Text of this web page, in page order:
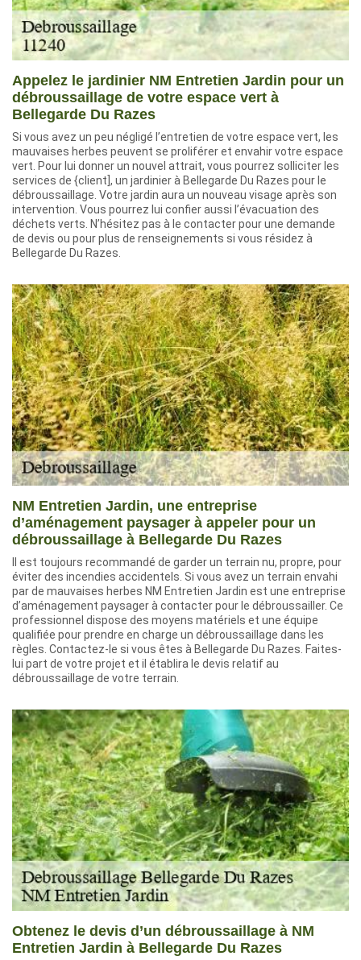
Appelez le jardinier NM Entretien Jardin pour un
débroussaillage de votre espace vert à
Bellegarde Du Razes
Si vous avez un peu négligé l’entretien de votre espace vert, les
mauvaises herbes peuvent se proliférer et envahir votre espace
vert. Pour lui donner un nouvel attrait, vous pourrez solliciter les
services de {client], un jardinier à Bellegarde Du Razes pour le
débroussaillage. Votre jardin aura un nouveau visage après son
intervention. Vous pourrez lui confier aussi l’évacuation des
déchets verts. N’hésitez pas à le contacter pour une demande
de devis ou pour plus de renseignements si vous résidez à
Bellegarde Du Razes.
NM Entretien Jardin, une entreprise
d’aménagement paysager à appeler pour un
débroussaillage à Bellegarde Du Razes
Il est toujours recommandé de garder un terrain nu, propre, pour
éviter des incendies accidentels. Si vous avez un terrain envahi
par de mauvaises herbes NM Entretien Jardin est une entreprise
d’aménagement paysager à contacter pour le débroussailler. Ce
professionnel dispose des moyens matériels et une équipe
qualifiée pour prendre en charge un débroussaillage dans les
règles. Contactez-le si vous êtes à Bellegarde Du Razes. Faites-
lui part de votre projet et il établira le devis relatif au
débroussaillage de votre terrain.
Obtenez le devis d’un débroussaillage à NM
Entretien Jardin à Bellegarde Du Razes